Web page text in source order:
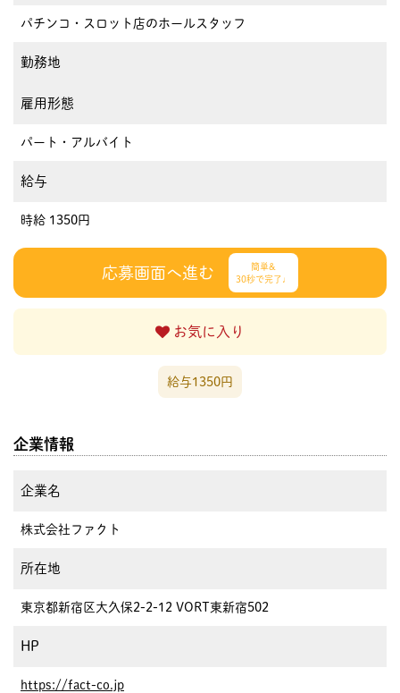
パチンコ・スロット店のホールスタッフ
勤務地
雇用形態
パート・アルバイト
給与
時給 1350円
応募画面へ進む
簡単&
30秒で完了♩
お気に入り
給与1350円
企業情報
企業名
株式会社ファクト
所在地
東京都新宿区大久保2-2-12 VORT東新宿502
HP
https://fact-co.jp